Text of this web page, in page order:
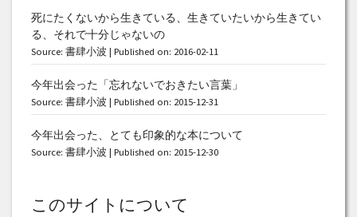
死にたくないから生きている、生きていたいから生きてい
る、それで十分じゃないの
Source: 書肆小波 Published on: 2016-02-11
今年出会った「忘れないでおきたい言葉」
Source: 書肆小波 Published on: 2015-12-31
今年出会った、とても印象的な本について
Source: 書肆小波 Published on: 2015-12-30
このサイトについて